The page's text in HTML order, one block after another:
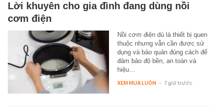
Lời khuyên cho gia đình đang dùng nồi
cơm điện
Nồi cơm điện dù là thiết bị quen
thuộc nhưng vẫn cần được sử
dụng và bảo quản đúng cách để
đảm bảo độ bền, an toàn và
hiệu…
XEM MUA LUÔN - 7 giờ trước